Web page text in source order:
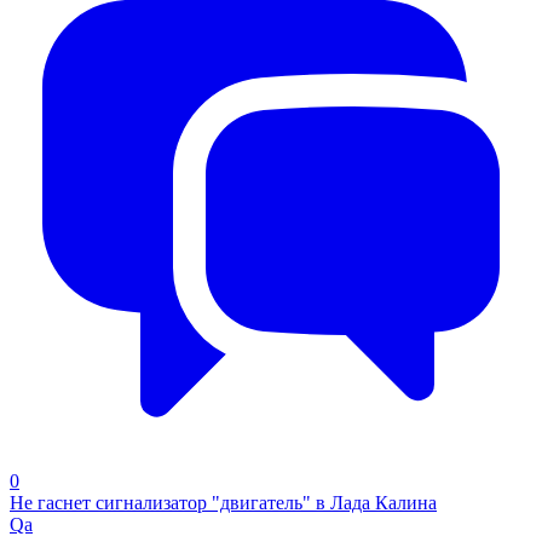
0
Не гаснет сигнализатор "двигатель" в Лада Калина
Qa